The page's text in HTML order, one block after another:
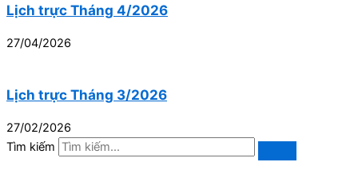
Lịch trực Tháng 4/2026
27/04/2026
Lịch trực Tháng 3/2026
27/02/2026
Tìm kiếm